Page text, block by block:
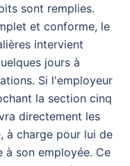
sont remplies.
et conforme, le
intervient
jours à
Si l'employeur
la section cinq
directement les
à charge pour lui de
à son employée. Ce